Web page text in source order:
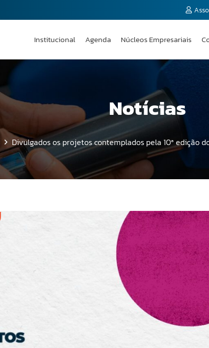
Institucional Agenda Núcleos Empresariais
Notícias
Divulgados os projetos contemplados pela 10ª edição